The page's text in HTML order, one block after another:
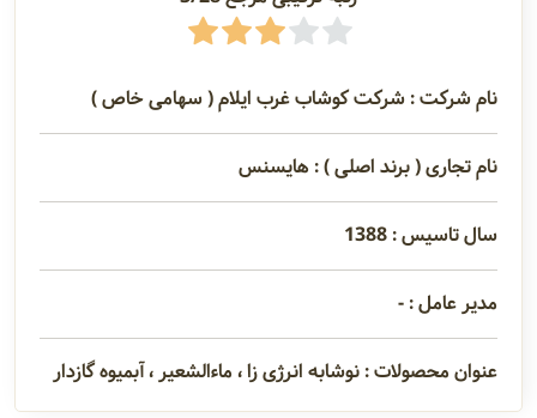
نام شرکت : شرکت کوشاب غرب ایلام ( سهامی خاص )
نام تجاری ( برند اصلی ) : هایسنس
سال تاسیس : 1388
مدیر عامل : -
عنوان محصولات : نوشابه انرژی زا ، ماءالشعیر ، آبمیوه گازدار